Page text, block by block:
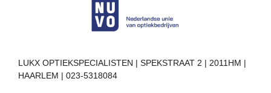
LUKX OPTIEKSPECIALISTEN | SPEKSTRAAT 2 | 2011HM |
HAARLEM | 023-5318084